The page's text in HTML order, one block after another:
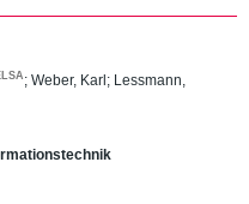
; Weber, Karl ; Lessmann,